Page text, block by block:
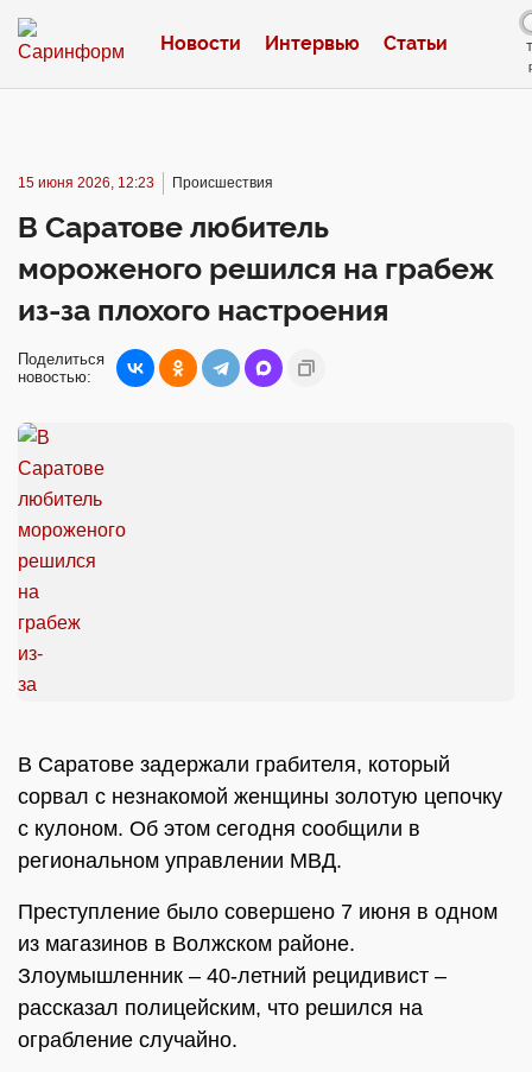
Новости Интервью Статьи
15 июня 2026, 12:23 Происшествия
В Саратове любитель
мороженого решился на грабеж
из-за плохого настроения
Поделиться
новостью:
В Саратове задержали грабителя, который
сорвал с незнакомой женщины золотую цепочку
с кулоном. Об этом сегодня сообщили в
региональном управлении МВД.
Преступление было совершено 7 июня в одном
из магазинов в Волжском районе.
Злоумышленник – 40-летний рецидивист –
рассказал полицейским, что решился на
ограбление случайно.